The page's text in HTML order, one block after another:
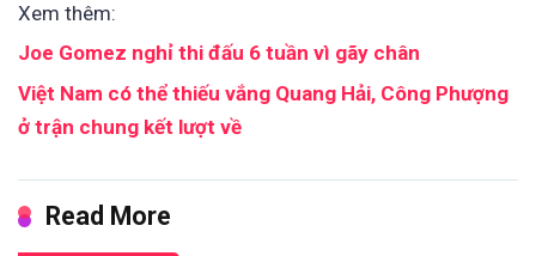
Xem thêm:
Joe Gomez nghỉ thi đấu 6 tuần vì gãy chân
Việt Nam có thể thiếu vắng Quang Hải, Công Phượng
ở trận chung kết lượt về
Read More